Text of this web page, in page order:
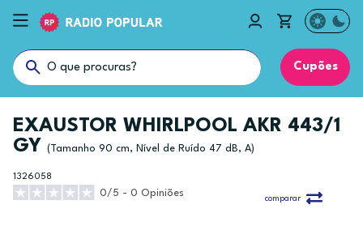
Cupões
EXAUSTOR WHIRLPOOL AKR 443/1
GY
(Tamanho 90 cm, Nível de Ruído 47 dB, A)
1326058
0/5 - 0 Opiniões
comparar